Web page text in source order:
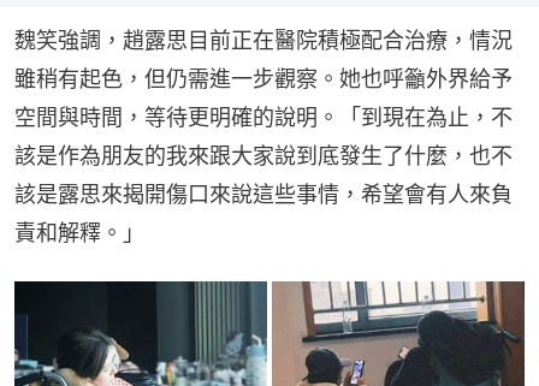
魏笑強調，趙露思目前正在醫院積極配合治療，情況
雖稍有起色，但仍需進一步觀察。她也呼籲外界給予
空間與時間，等待更明確的說明。「到現在為止，不
該是作為朋友的我來跟大家說到底發生了什麼，也不
該是露思來揭開傷口來說這些事情，希望會有人來負
責和解釋。」